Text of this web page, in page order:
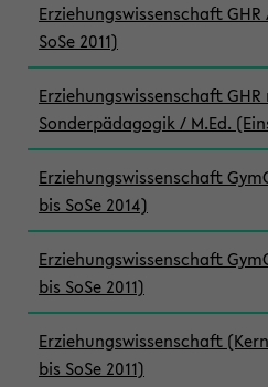
Erziehungswissenschaft
SoSe 2011)
Erziehungswissenschaft
Sonderpädagogik / M.Ed.
Erziehungswissenschaft
bis SoSe 2014)
Erziehungswissenschaft
bis SoSe 2011)
Erziehungswissenschaft
bis SoSe 2011)